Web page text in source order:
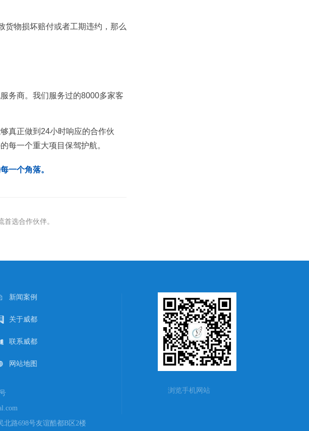
货物损坏赔付或者工期违约，那么
务商。我们服务过的8000多家客
真正做到24小时响应的合作伙
每一个重大项目保驾护航。
一个角落。
选合作伙伴。
新闻案例
关于威都
联系威都
网站地图
路698号友谊酷都B区2楼
浏览手机网站